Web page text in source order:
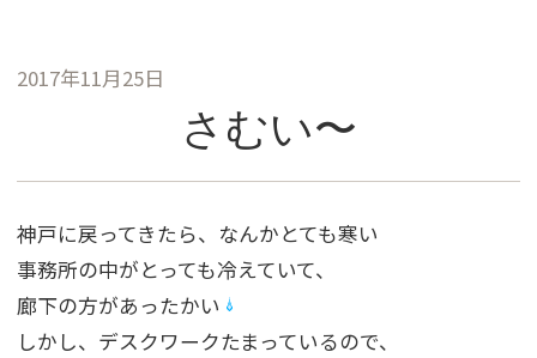
2017年11月25日
さむい〜
神戸に戻ってきたら、なんかとても寒い
事務所の中がとっても冷えていて、
廊下の方があったかい
しかし、デスクワークたまっているので、